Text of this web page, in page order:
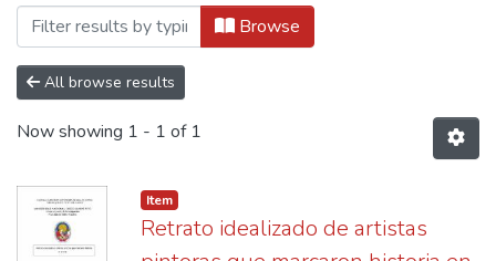
Browse
All browse results
Now showing 1 - 1 of 1
Item
Retrato idealizado de artistas